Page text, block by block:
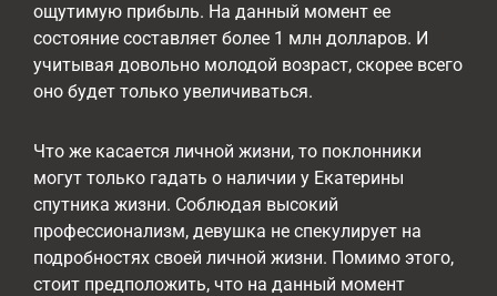
ощутимую прибыль. На данный момент ее
состояние составляет более 1 млн долларов. И
учитывая довольно молодой возраст, скорее всего
оно будет только увеличиваться.
Что же касается личной жизни, то поклонники
могут только гадать о наличии у Екатерины
спутника жизни. Соблюдая высокий
профессионализм, девушка не спекулирует на
подробностях своей личной жизни. Помимо этого,
стоит предположить, что на данный момент